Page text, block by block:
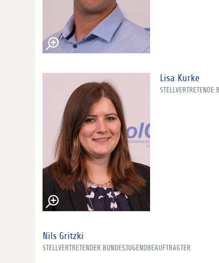
Lisa Kurke
STELLVERTRETENDE
Nils Gritzki
STELLVERTRETENDER BUNDESJUGENDBEAUFTRAGTER